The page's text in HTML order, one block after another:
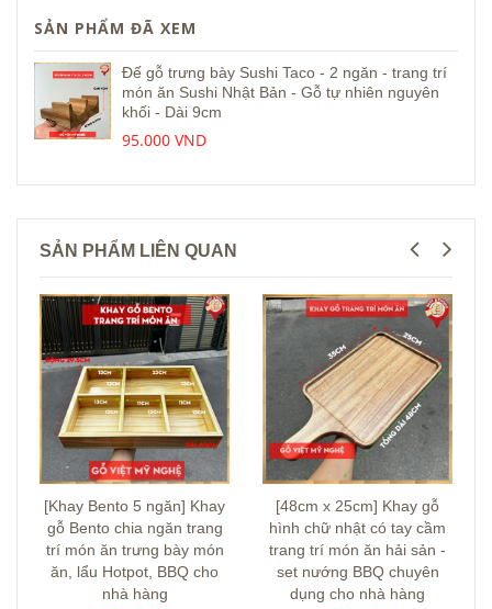
SẢN PHẨM ĐÃ XEM
Đế gỗ trưng bày Sushi Taco - 2 ngăn - trang trí
món ăn Sushi Nhật Bản - Gỗ tự nhiên nguyên
khối - Dài 9cm
95.000 VND
SẢN PHẨM LIÊN QUAN
[Khay Bento 5 ngăn] Khay
gỗ Bento chia ngăn trang
trí món ăn trưng bày món
ăn, lẩu Hotpot, BBQ cho
nhà hàng
[48cm x 25cm] Khay gỗ
hình chữ nhật có tay cầm
trang trí món ăn hải sản -
set nướng BBQ chuyên
dụng cho nhà hàng